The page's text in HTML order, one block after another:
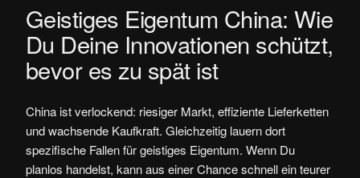
Geistiges Eigentum China: Wie
Du Deine Innovationen schützt,
bevor es zu spät ist
China ist verlockend: riesiger Markt, effiziente Lieferketten
und wachsende Kaufkraft. Gleichzeitig lauern dort
spezifische Fallen für geistiges Eigentum. Wenn Du
planlos handelst, kann aus einer Chance schnell ein teurer